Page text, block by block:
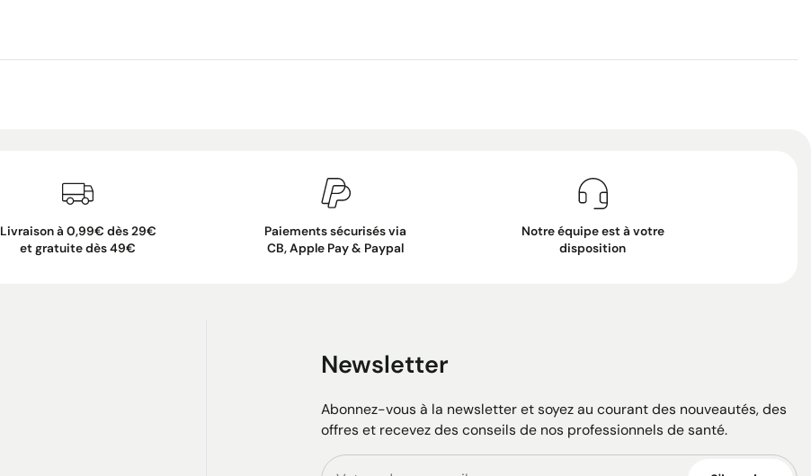
Livraison à 0,99€ dès 29€
et gratuite dès 49€
Paiements sécurisés via
CB, Apple Pay & Paypal
Notre équipe est à votre
disposition
Newsletter
Abonnez-vous à la newsletter et soyez au courant des nouveautés, des
offres et recevez des conseils de nos professionnels de santé.